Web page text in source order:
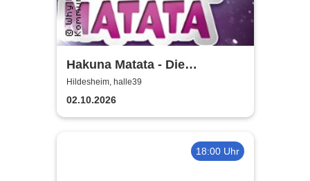
Hakuna Matata - Die
einzigartige große
Kindermusical-Gala
Hildesheim, halle39
02.10.2026
18:00 Uhr